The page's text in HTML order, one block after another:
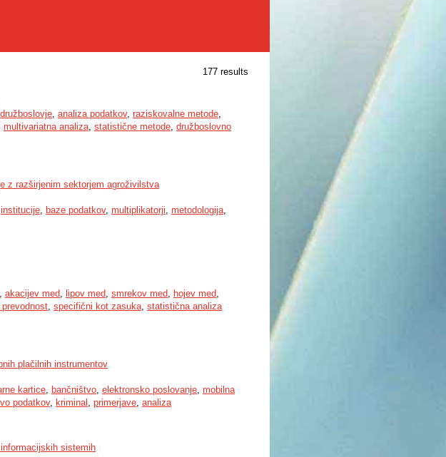
177 results
družboslovje, analiza podatkov, raziskovalne metode,
multivariatna analiza, statistične metode, družboslovno
z razširjenim sektorjem agroživilstva
institucije, baze podatkov, multiplikatorji, metodologija,
, akacijev med, lipov med, smrekov med, hojev med,
, specifični kot zasuka, statistična analiza
plačilnih instrumentov
kartice, bančništvo, elektronsko poslovanje, mobilna
podatkov, kriminal , primerjave, analiza
sistemih